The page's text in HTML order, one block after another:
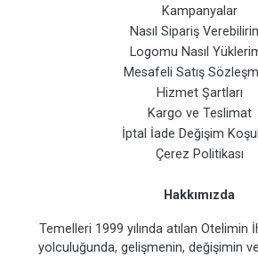
Kampanyalar
Nasıl Sipariş
Logomu Nasıl
Mesafeli Satış
Hizmet Şartları
Kargo ve Teslimat
İptal İade Değişim
Çerez Politikası
Hakkımızda
Temelleri 1999 yılında atılan Otelimin
yolculuğunda, gelişmenin, değişimin